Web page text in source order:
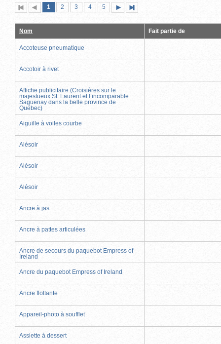
Première
page
Page
précédente
Page
1 (page
actuelle)
Page
2 Page
3 Page
4 Page
5
suivante
page
Nom Fait partie de
Accoteuse pneumatique
Accotoir à rivet
Affiche publicitaire (Croisières sur le
majestueux St. Laurent et l’incomparable
Saguenay dans la belle province de
Québec)
Aiguille à voiles courbe
Alésoir
Alésoir
Alésoir
Ancre à jas
Ancre à pattes articulées
Ancre de secours du paquebot Empress of
Ireland
Ancre du paquebot Empress of Ireland
Ancre flottante
Appareil-photo à soufflet
Assiette à dessert